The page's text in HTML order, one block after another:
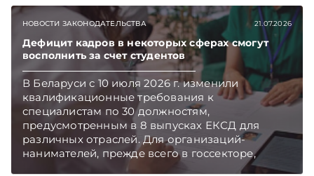
НОВОСТИ ЗАКОНОДАТЕЛЬСТВА 21.07.2026
Дефицит кадров в некоторых сферах смогут
восполнить за счет студентов
В Беларуси с 10 июля 2026 г. изменили
квалификационные требования к
специалистам по 30 должностям,
предусмотренным в 8 выпусках ЕКСД для
различных отраслей. Для организаций-
нанимателей, прежде всего в госсекторе,
новации открывают возможность принимать